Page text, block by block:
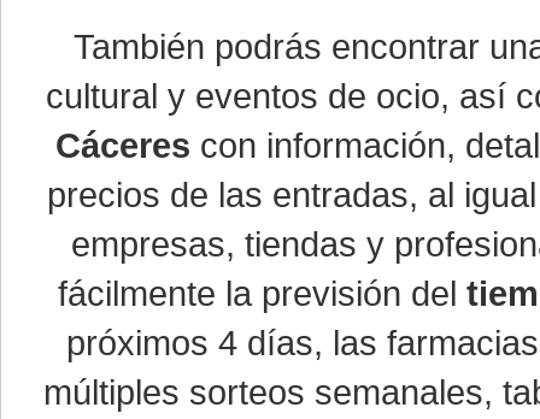
También podrás encontrar
cultural y eventos de ocio, así
Cáceres con información,
precios de las entradas, al
empresas, tiendas y
fácilmente la previsión del
próximos 4 días, las
múltiples sorteos semanales,